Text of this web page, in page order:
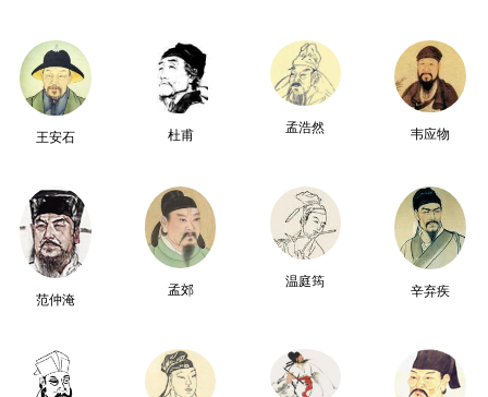
王安石 杜甫
孟浩然 韦应物
范仲淹
孟郊
温庭筠
辛弃疾